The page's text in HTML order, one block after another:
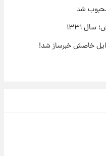
شد
۱۳۳۱
خاصش خبرساز شد!